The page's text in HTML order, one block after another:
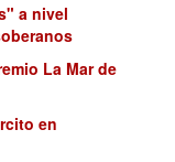
a nivel
La Mar de
en